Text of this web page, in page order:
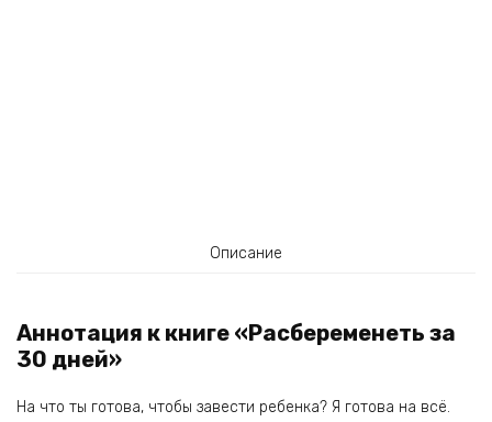
Описание
Аннотация к книге «Расбеременеть за
30 дней»
На что ты готова, чтобы завести ребенка? Я готова на всё.